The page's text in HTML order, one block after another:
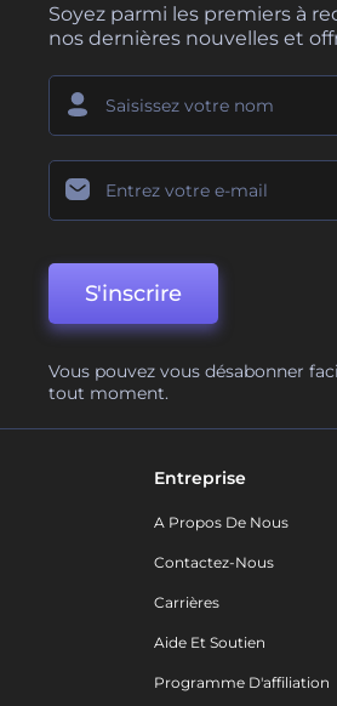
Soyez parmi les premiers à
nos dernières nouvelles et
S'inscrire
Vous pouvez vous désabonner
tout moment.
Entreprise
A Propos De Nous
Contactez-Nous
Carrières
Aide Et Soutien
Programme D'affiliation